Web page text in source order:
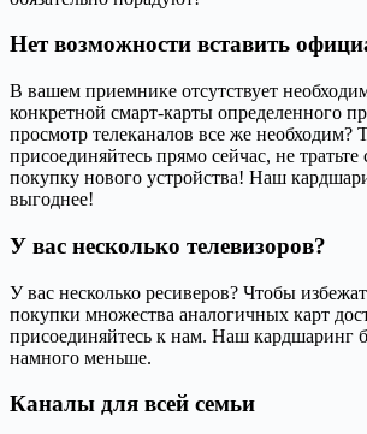
Нет возможности вставить
В вашем приемнике отсутствует
конкретной смарт-карты определенного
просмотр телеканалов все же необходим?
присоединяйтесь прямо сейчас, не тратьте
покупку нового устройства! Наш
выгоднее!
У вас несколько телевизоров?
У вас несколько ресиверов? Чтобы
покупки множества аналогичных карт
присоединяйтесь к нам. Наш кардшаринг
намного меньше.
Каналы для всей семьи